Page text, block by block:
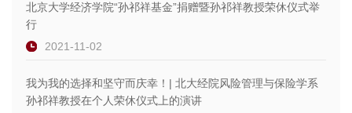
北京大学经济学院“孙祁祥基金”捐赠暨孙祁祥教授荣休仪式举
行
2021-11-02
我为我的选择和坚守而庆幸！| 北大经院风险管理与保险学系
孙祁祥教授在个人荣休仪式上的演讲